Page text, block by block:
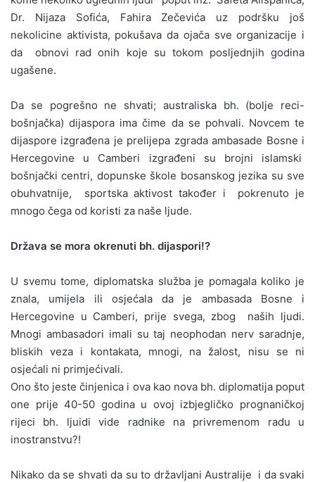
Dr. Nijaza Sofića, Fahira Zečevića uz podršku još
nekolicine aktivista, pokušava da ojača sve organizacije i
da obnovi rad onih koje su tokom posljednjih godina
ugašene.
Da se pogrešno ne shvati; australiska bh. (bolje reci-
bošnjačka) dijaspora ima čime da se pohvali. Novcem te
dijaspore izgrađena je prelijepa zgrada ambasade Bosne i
Hercegovine u Camberi izgrađeni su brojni islamski
bošnjački centri, dopunske škole bosanskog jezika su sve
obuhvatnije, sportska aktivost također i pokrenuto je
mnogo čega od koristi za naše ljude.
Država se mora okrenuti bh. dijaspori!?
U svemu tome, diplomatska služba je pomagala koliko je
znala, umijela ili osjećala da je ambasada Bosne i
Hercegovine u Camberi, prije svega, zbog naših ljudi.
Mnogi ambasadori imali su taj neophodan nerv saradnje,
bliskih veza i kontakata, mnogi, na žalost, nisu se ni
osjećali ni primjećivali.
Ono što jeste činjenica i ova kao nova bh. diplomatija poput
one prije 40-50 godina u ovoj izbjegličko prognaničkoj
rijeci bh. ljuidi vide radnike na privremenom radu u
inostranstvu?!
Nikako da se shvati da su to državljani Australije i da svaki